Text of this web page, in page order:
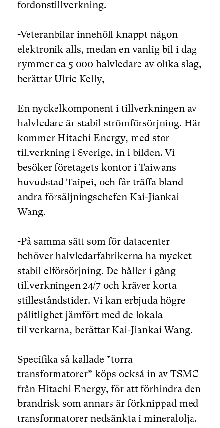
fordonstillverkning.
-Veteranbilar innehöll knappt någon
elektronik alls, medan en vanlig bil i dag
rymmer ca 5 000 halvledare av olika slag,
berättar Ulric Kelly,
En nyckelkomponent i tillverkningen av
halvledare är stabil strömförsörjning. Här
kommer Hitachi Energy, med stor
tillverkning i Sverige, in i bilden. Vi
besöker företagets kontor i Taiwans
huvudstad Taipei, och får träffa bland
andra försäljningschefen Kai-Jiankai
Wang.
-På samma sätt som för datacenter
behöver halvledarfabrikerna ha mycket
stabil elförsörjning. De håller i gång
tillverkningen 24/7 och kräver korta
stilleståndstider. Vi kan erbjuda högre
pålitlighet jämfört med de lokala
tillverkarna, berättar Kai-Jiankai Wang.
Specifika så kallade ”torra
transformatorer” köps också in av TSMC
från Hitachi Energy, för att förhindra den
brandrisk som annars är förknippad med
transformatorer nedsänkta i mineralolja.